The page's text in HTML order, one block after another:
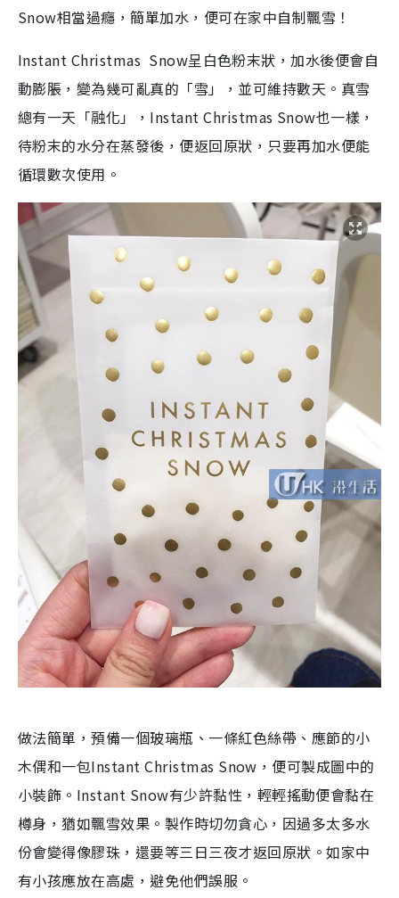
Snow相當過癮，簡單加水，便可在家中自制飄雪！
Instant Christmas Snow呈白色粉末狀，加水後便會自
動膨脹，變為幾可亂真的「雪」，並可維持數天。真雪
總有一天「融化」，Instant Christmas Snow也一樣，
待粉末的水分在蒸發後，便返回原狀，只要再加水便能
循環數次使用。
做法簡單，預備一個玻璃瓶、一條紅色絲帶、應節的小
木偶和一包Instant Christmas Snow，便可製成圖中的
小裝飾。Instant Snow有少許黏性，輕輕搖動便會黏在
樽身，猶如飄雪效果。製作時切勿貪心，因過多太多水
份會變得像膠珠，還要等三日三夜才返回原狀。如家中
有小孩應放在高處，避免他們誤服。